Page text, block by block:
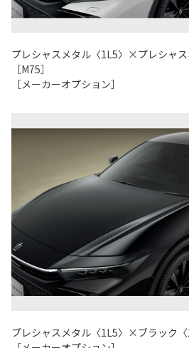
プレシャスメタル〈1L5〉×プレシャス
［M75］
［メーカーオプション］
プレシャスメタル〈1L5〉×ブラック〈